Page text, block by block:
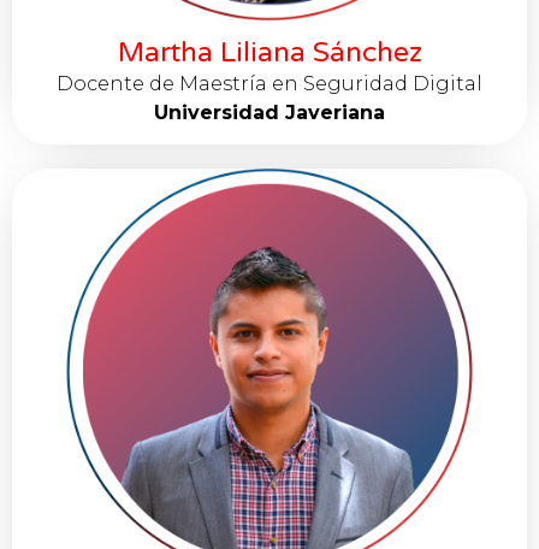
Martha Liliana Sánchez
Docente de Maestría en Seguridad Digital
Universidad Javeriana